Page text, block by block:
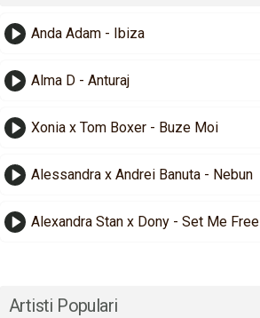
Anda Adam - Ibiza
Alma D - Anturaj
Xonia x Tom Boxer - Buze Moi
Alessandra x Andrei Banuta - Nebun
Alexandra Stan x Dony - Set Me Free
Artisti Populari